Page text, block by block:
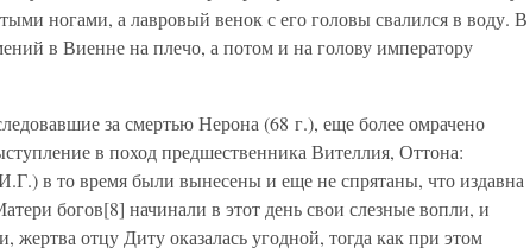
ногами, а лавровый венок с его головы свалился в воду. В
в Виенне на плечо, а потом и на голову императору
за смертью Нерона (68 г.), еще более омрачено
в поход предшественника Вителлия, Оттона:
в то время были вынесены и еще не спрятаны, что издавна
богов[8] начинали в этот день свои слезные вопли, и
жертва отцу Диту оказалась угодной, тогда как при этом